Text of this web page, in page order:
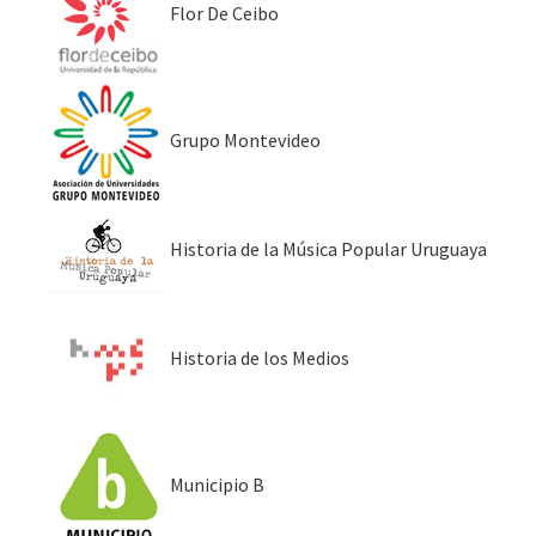
Flor De Ceibo
Grupo Montevideo
Historia de la Música Popular Uruguaya
Historia de los Medios
Municipio B